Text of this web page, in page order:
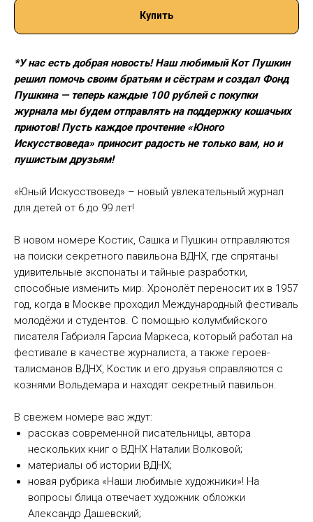
Купить
*У нас есть добрая новость! Наш любимый Кот Пушкин
решил помочь своим братьям и сёстрам и создал Фонд
Пушкина — теперь каждые 100 рублей с покупки
журнала мы будем отправлять на поддержку кошачьих
приютов! Пусть каждое прочтение «Юного
Искусствоведа» приносит радость не только вам, но и
пушистым друзьям!
«Юный Искусствовед» – новый увлекательный журнал
для детей от 6 до 99 лет!
В новом номере Костик, Сашка и Пушкин отправляются
на поиски секретного павильона ВДНХ, где спрятаны
удивительные экспонаты и тайные разработки,
способные изменить мир. Хронолёт переносит их в 1957
год, когда в Москве проходил Международный фестиваль
молодёжи и студентов. С помощью колумбийского
писателя Габриэля Гарсиа Маркеса, который работал на
фестивале в качестве журналиста, а также героев-
талисманов ВДНХ, Костик и его друзья справляются с
кознями Вольдемара и находят секретный павильон.
В свежем номере вас ждут:
рассказ современной писательницы, автора
нескольких книг о ВДНХ Наталии Волковой;
материалы об истории ВДНХ;
новая рубрика «Наши любимые художники»! На
вопросы блица отвечает художник обложки
Александр Дашевский;